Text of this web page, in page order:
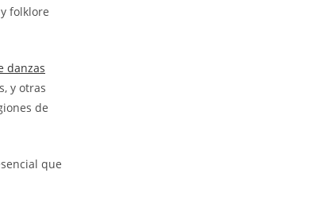
folklore
danzas
y otras
de
que